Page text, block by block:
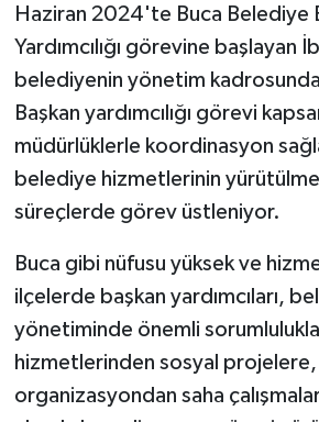
Haziran 2024'te Buca Belediye
Yardımcılığı görevine başlayan
belediyenin yönetim
Başkan yardımcılığı görevi
müdürlüklerle koordinasyon
belediye hizmetlerinin
süreçlerde görev üstleniyor.
Buca gibi nüfusu yüksek ve
ilçelerde başkan yardımcıları,
yönetiminde önemli
hizmetlerinden sosyal projelere,
organizasyondan saha